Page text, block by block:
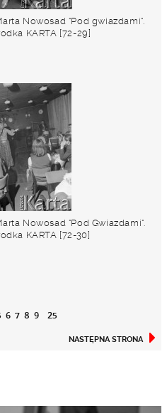
Nowosad "Pod gwiazdami".
KARTA [72-29]
Nowosad "Pod Gwiazdami".
KARTA [72-30]
6 7 8 9
NASTĘPNA STRONA
25